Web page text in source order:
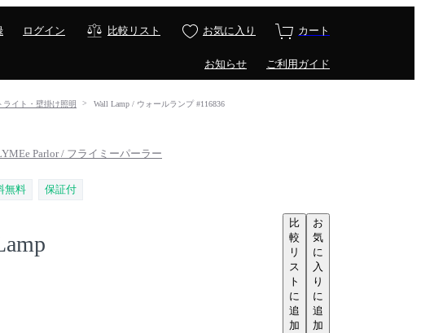
ログイン 比較リスト お気に入り カート
お知らせ ご利用ガイド
ライト・壁掛け照明 Wall Lamp / ウォールランプ #116836
Parlor / フライミーパーラー
無料 保証付
比
較
リ
ス
ト
に
追
加
お
気
に
入
り
に
追
加